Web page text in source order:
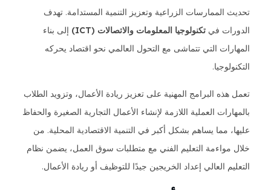
تحديث الممارسات الزراعية وتعزيز التنمية المستدامة. تهدف
الدورات في تكنولوجيا المعلومات والاتصالات (ICT)
إلى بناء
المهارات التي تتماشى مع التحول العالمي نحو اقتصاد يحركه
التكنولوجيا.
تعمل هذه البرامج المهنية على تعزيز ريادة الأعمال، وتزويد الطلاب
بالمهارات العملية اللازمة لإنشاء الأعمال التجارية الصغيرة والحفاظ
عليها، مما يساهم بشكل أكبر في التنمية الاقتصادية المحلية. من
خلال مواءمة التعليم الفني مع متطلبات سوق العمل، يضمن نظام
التعليم العالي إعداد الخريجين جيدًا للتوظيف أو ريادة الأعمال.